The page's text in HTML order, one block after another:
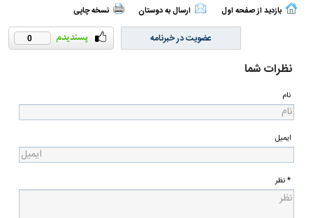
بازدید از صفحه اول ارسال به دوستان نسخه چاپی
0 عضویت در خبرنامه
نظرات شما
نام
ایمیل
* نظر